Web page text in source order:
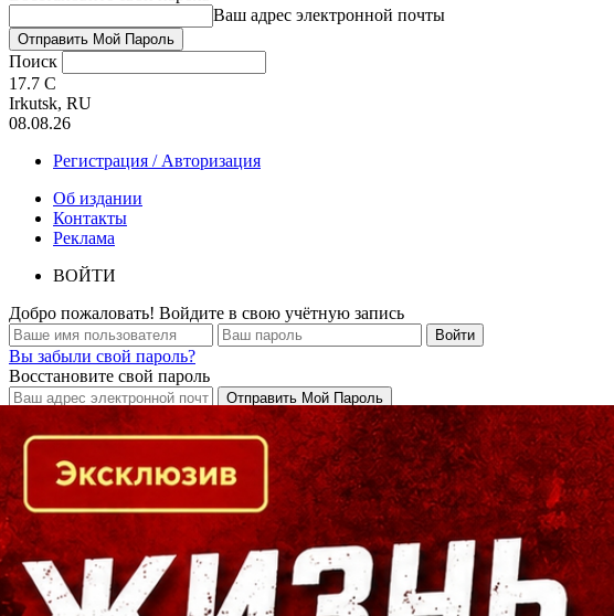
Ваш адрес электронной почты
Поиск
17.7 C
Irkutsk, RU
08.08.26
Регистрация / Авторизация
Об издании
Контакты
Реклама
ВОЙТИ
Добро пожаловать! Войдите в свою учётную запись
Вы забыли свой пароль?
Восстановите свой пароль
Кто есть кто в Байкальском регионе